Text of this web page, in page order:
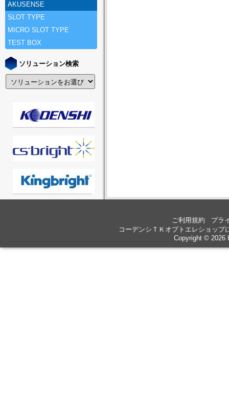
AKUSENSE
SLOT TYPE
MICRO SLOT TYPE
TEST BOX
ソリューション検索
ご利用規約
プラ
コーデンシＴＫオプトエレショップ
Copyright © 2026